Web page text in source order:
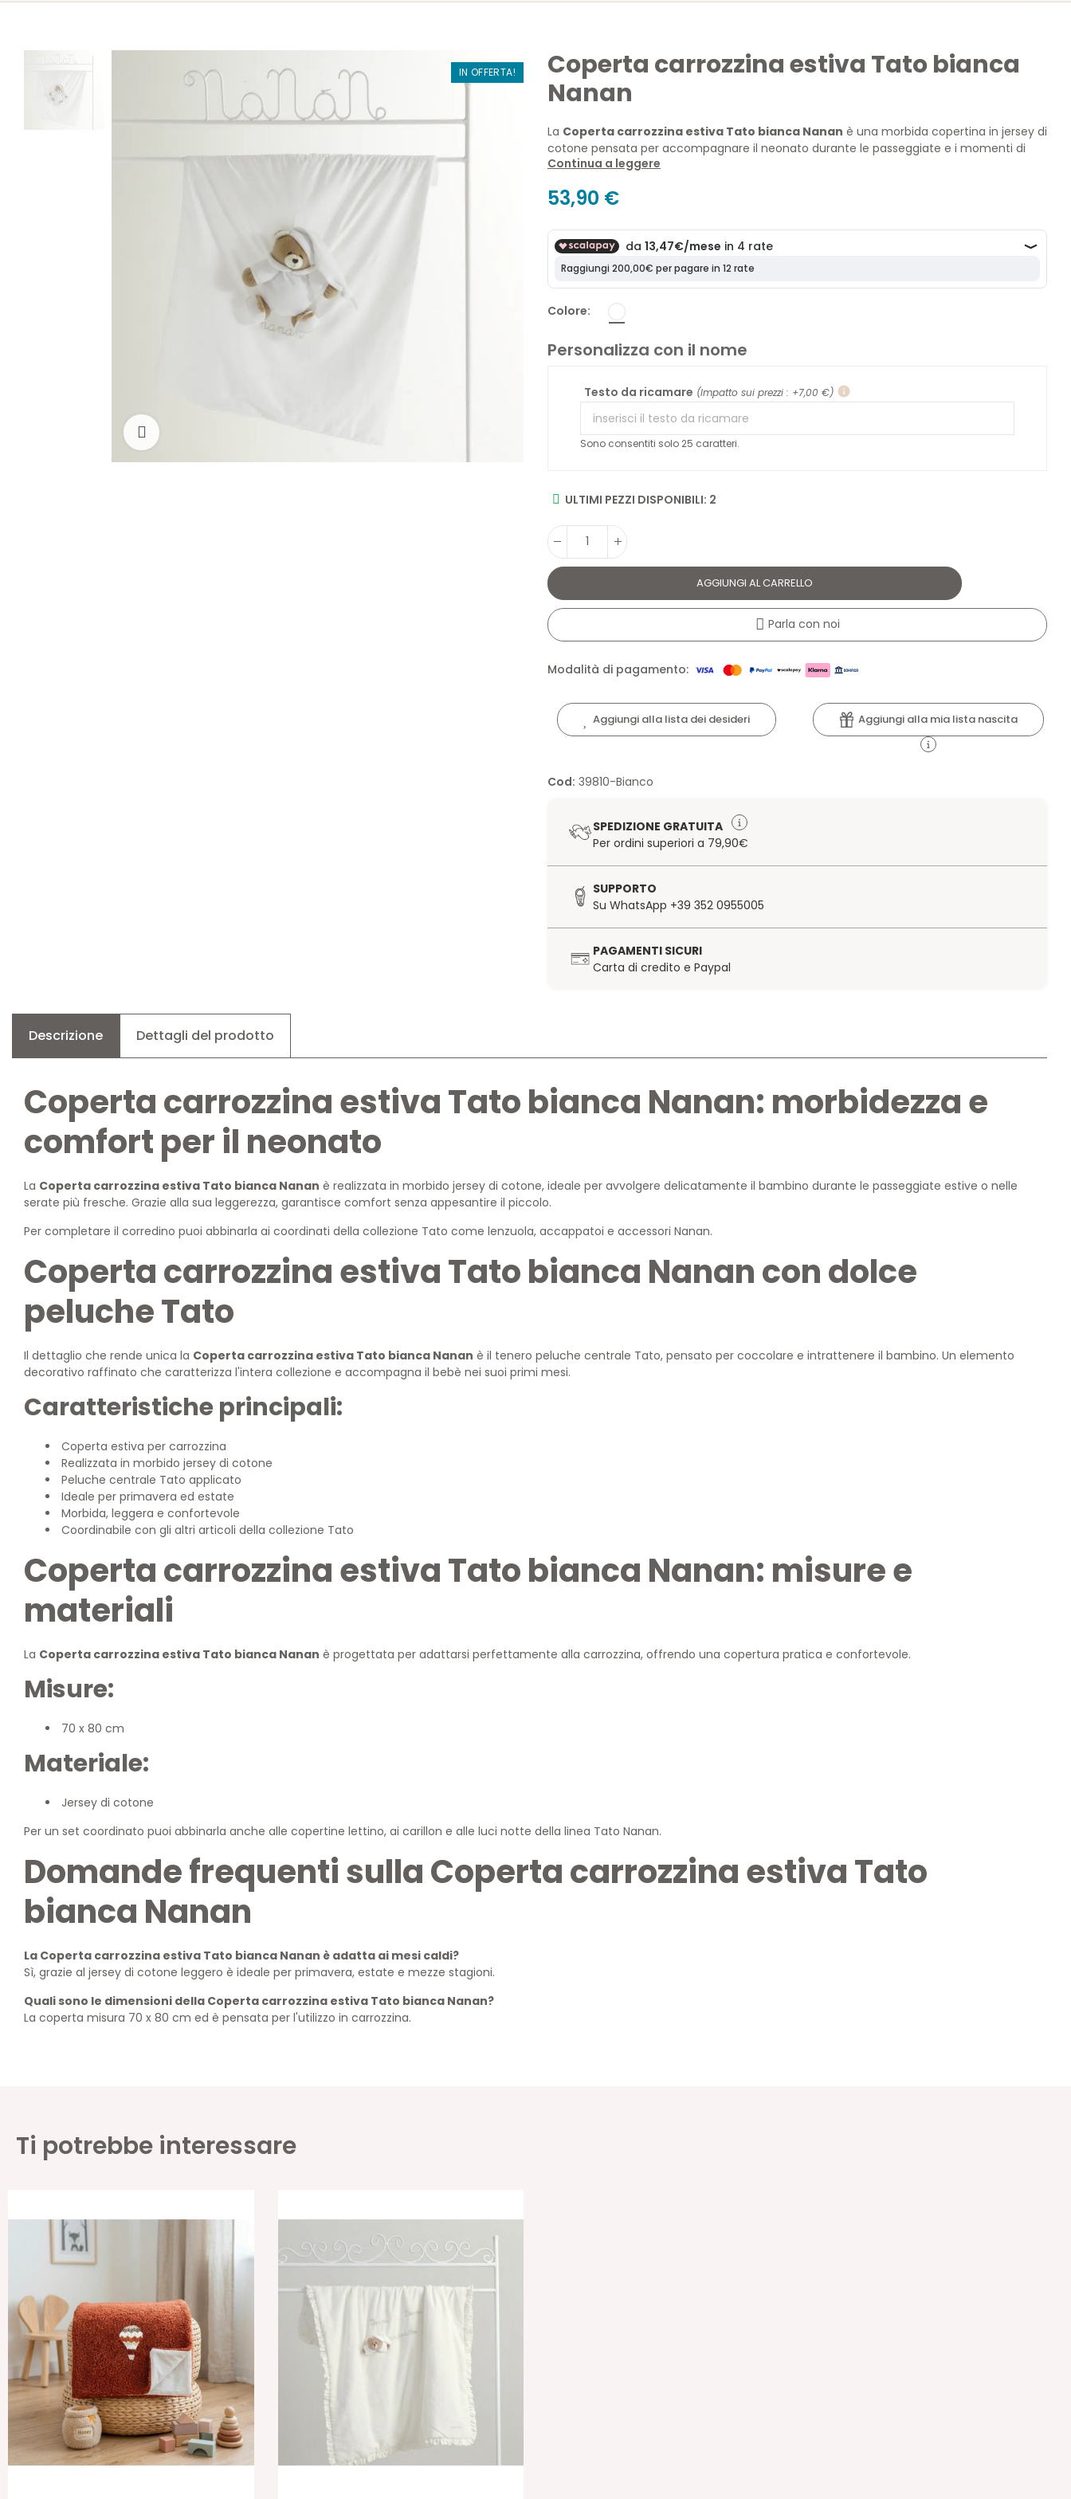
IN OFFERTA!
Coperta carrozzina estiva Tato bianca
Nanan
La Coperta carrozzina estiva Tato bianca Nanan è una morbida copertina in jersey di
cotone pensata per accompagnare il neonato durante le passeggiate e i momenti di
riposo nelle stagioni più miti. Impreziosita dal dolce peluche centrale Tato, offre comfort,
Continua a leggere
53,90 €
Colore
Personalizza con il nome
Testo da ricamare (Impatto sui prezzi : +7,00 €) info
Sono consentiti solo 25 caratteri.
ULTIMI PEZZI DISPONIBILI: 2
AGGIUNGI AL CARRELLO
Parla con noi
Modalità di pagamento:
Aggiungi alla lista dei desideri Aggiungi alla mia lista nascita
Cod: 39810-Bianco
SPEDIZIONE GRATUITA
Per ordini superiori a 79,90€
SUPPORTO
Su WhatsApp +39 352 0955005
PAGAMENTI SICURI
Carta di credito e Paypal
Descrizione Dettagli del prodotto
Coperta carrozzina estiva Tato bianca Nanan: morbidezza e
comfort per il neonato
La Coperta carrozzina estiva Tato bianca Nanan è realizzata in morbido jersey di cotone, ideale per avvolgere delicatamente il bambino durante le passeggiate estive o nelle
serate più fresche. Grazie alla sua leggerezza, garantisce comfort senza appesantire il piccolo.
Per completare il corredino puoi abbinarla ai coordinati della collezione Tato come lenzuola, accappatoi e accessori Nanan.
Coperta carrozzina estiva Tato bianca Nanan con dolce
peluche Tato
Il dettaglio che rende unica la Coperta carrozzina estiva Tato bianca Nanan è il tenero peluche centrale Tato, pensato per coccolare e intrattenere il bambino. Un elemento
decorativo raffinato che caratterizza l'intera collezione e accompagna il bebè nei suoi primi mesi.
Caratteristiche principali:
Coperta estiva per carrozzina
Realizzata in morbido jersey di cotone
Peluche centrale Tato applicato
Ideale per primavera ed estate
Morbida, leggera e confortevole
Coordinabile con gli altri articoli della collezione Tato
Coperta carrozzina estiva Tato bianca Nanan: misure e
materiali
La Coperta carrozzina estiva Tato bianca Nanan è progettata per adattarsi perfettamente alla carrozzina, offrendo una copertura pratica e confortevole.
Misure:
70 x 80 cm
Materiale:
Jersey di cotone
Per un set coordinato puoi abbinarla anche alle copertine lettino, ai carillon e alle luci notte della linea Tato Nanan.
Domande frequenti sulla Coperta carrozzina estiva Tato
bianca Nanan
La Coperta carrozzina estiva Tato bianca Nanan è adatta ai mesi caldi?
Sì, grazie al jersey di cotone leggero è ideale per primavera, estate e mezze stagioni.
Quali sono le dimensioni della Coperta carrozzina estiva Tato bianca Nanan?
La coperta misura 70 x 80 cm ed è pensata per l'utilizzo in carrozzina.
Ti potrebbe interessare